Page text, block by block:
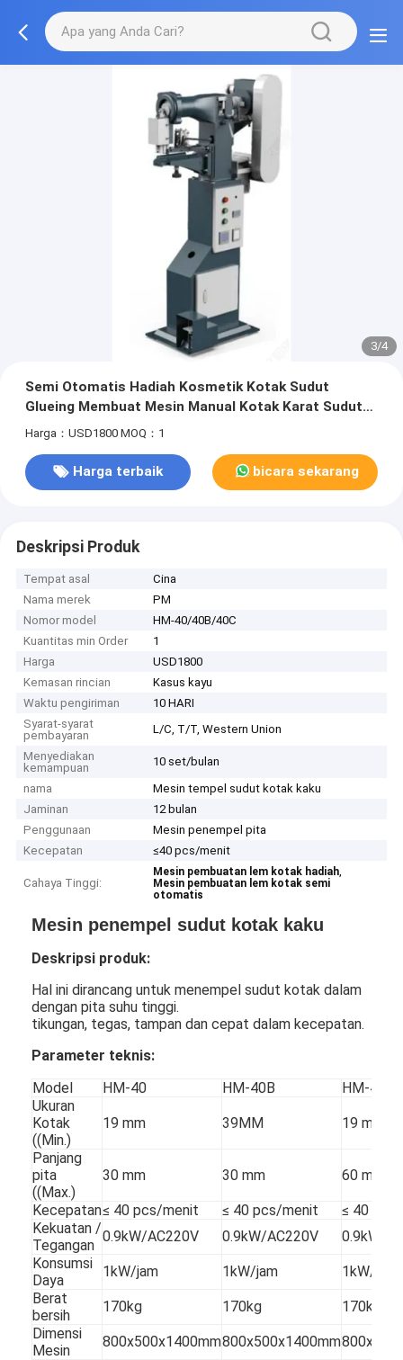
3/4
Semi Otomatis Hadiah Kosmetik Kotak Sudut
Glueing Membuat Mesin Manual Kotak Karat Sudut
Mesin Paste
Harga：USD1800 MOQ：1
Harga terbaik bicara sekarang
Deskripsi Produk
Tempat asal
Cina
Nama merek
PM
Nomor model
HM-40/40B/40C
Kuantitas min Order
1
Harga
USD1800
Kemasan rincian
Kasus kayu
Waktu pengiriman
10 HARI
Syarat-syarat
pembayaran
L/C, T/T, Western Union
Menyediakan
kemampuan
10 set/bulan
nama
Mesin tempel sudut kotak kaku
Jaminan
12 bulan
Penggunaan
Mesin penempel pita
Kecepatan
≤40 pcs/menit
Cahaya Tinggi:
Mesin pembuatan lem kotak hadiah,
Mesin pembuatan lem kotak semi
otomatis
Mesin penempel sudut kotak kaku
Deskripsi produk:
Hal ini dirancang untuk menempel sudut kotak dalam
dengan pita suhu tinggi.
tikungan, tegas, tampan dan cepat dalam kecepatan.
Parameter teknis:
Model
HM-40 HM-40B
HM-40C
Ukuran
Kotak
((Min.)
19 mm 39MM 19 mm
Panjang
pita
((Max.)
30 mm 30 mm 60 mm
Kecepatan≤ 40 pcs/menit ≤ 40 pcs/menit
≤ 40
Kekuatan /
Tegangan
0.9kW/AC220V 0.9kW/AC220V
0.9kW/
Konsumsi
Daya
1kW/jam 1kW/jam
1kW/jam
Berat
bersih
170kg 170kg
170kg
Dimensi
Mesin
800x500x1400mm800x500x1400mm